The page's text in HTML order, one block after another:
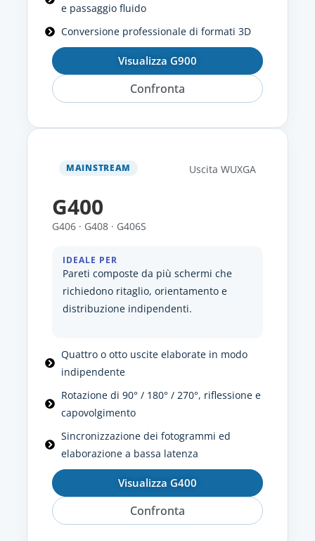
e passaggio fluido
Conversione professionale di formati 3D
Visualizza G900
Confronta
MAINSTREAM Uscita WUXGA
G400
G406 · G408 · G406S
IDEALE PER
Pareti composte da più schermi che
richiedono ritaglio, orientamento e
distribuzione indipendenti.
Quattro o otto uscite elaborate in modo
indipendente
Rotazione di 90° / 180° / 270°, riflessione e
capovolgimento
Sincronizzazione dei fotogrammi ed
elaborazione a bassa latenza
Visualizza G400
Confronta